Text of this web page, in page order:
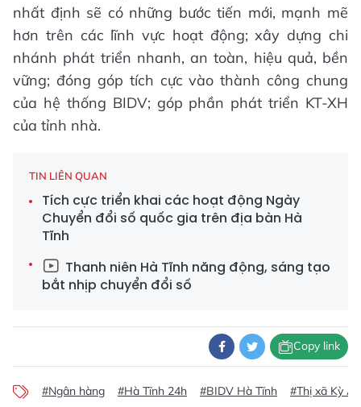
nhất định sẽ có những bước tiến mới, mạnh mẽ
hơn trên các lĩnh vực hoạt động; xây dựng chi
nhánh phát triển nhanh, an toàn, hiệu quả, bền
vững; đóng góp tích cực vào thành công chung
của hệ thống BIDV; góp phần phát triển KT-XH
của tỉnh nhà.
TIN LIÊN QUAN
Tích cực triển khai các hoạt động Ngày
Chuyển đổi số quốc gia trên địa bàn Hà
Tĩnh
Thanh niên Hà Tĩnh năng động, sáng tạo
bắt nhịp chuyển đổi số
Copy link
#Ngân hàng #Hà Tĩnh 24h #BIDV Hà Tĩnh #Thị xã Kỳ